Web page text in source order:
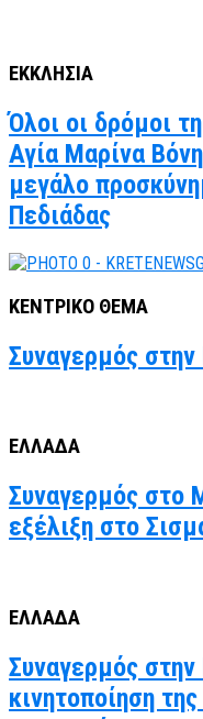
ΕΚΚΛΗΣΙΑ
Όλοι οι δρόμοι
Αγία Μαρίνα
μεγάλο
Πεδιάδας
ΚΕΝΤΡΙΚΟ ΘΕΜΑ
Συναγερμός
ΕΛΛΑΔΑ
Συναγερμός στο
εξέλιξη στο
ΕΛΛΑΔΑ
Συναγερμός
κινητοποίηση